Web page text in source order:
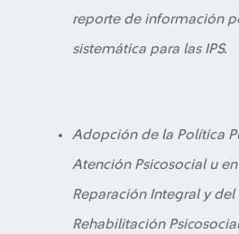
reporte de información
sistemática para las IPS.
Adopción de la Política
Atención Psicosocial u
Reparación Integral y
Rehabilitación